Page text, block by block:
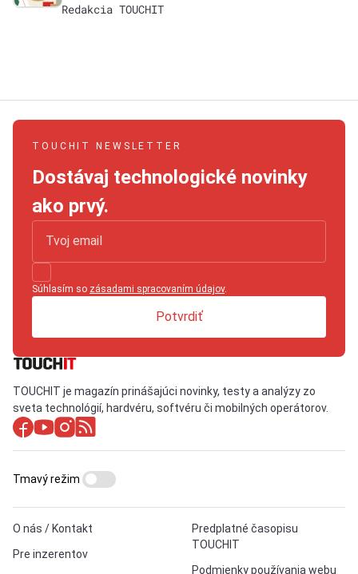
Redakcia TOUCHIT
TOUCHIT NEWSLETTER
Dostávaj technologické novinky
ako prvý.
Súhlasím so zásadami spracovaním údajov.
Potvrdiť
TOUCHIT je magazín prinášajúci novinky, testy a analýzy zo
sveta technológií, hardvéru, softvéru či mobilných operátorov.
O nás / Kontakt
Pre inzerentov
Predplatné časopisu
TOUCHIT
Podmienky používania webu
Tmavý režim